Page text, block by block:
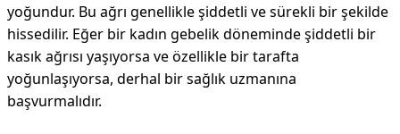
yoğundur. Bu ağrı genellikle şiddetli ve sürekli bir şekilde
hissedilir. Eğer bir kadın gebelik döneminde şiddetli bir
kasık ağrısı yaşıyorsa ve özellikle bir tarafta
yoğunlaşıyorsa, derhal bir sağlık uzmanına
başvurmalıdır.